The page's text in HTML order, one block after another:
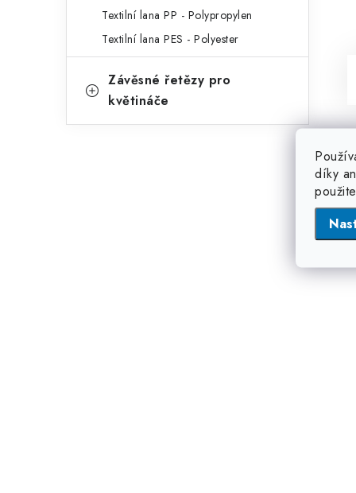
díky
Textilní lana PP - Polypropylen
Textilní lana PES - Polyester
Závěsné řetězy pro
květináče